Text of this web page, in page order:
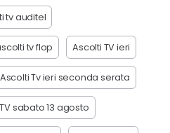
tv auditel
tv flop Ascolti TV ieri
Ascolti Tv ieri seconda serata
sabato 13 agosto